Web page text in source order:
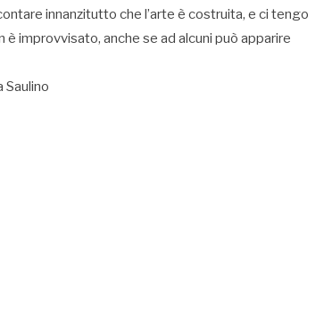
innanzitutto che l’arte è costruita, e ci tengo
improvvisato, anche se ad alcuni può apparire
Saulino